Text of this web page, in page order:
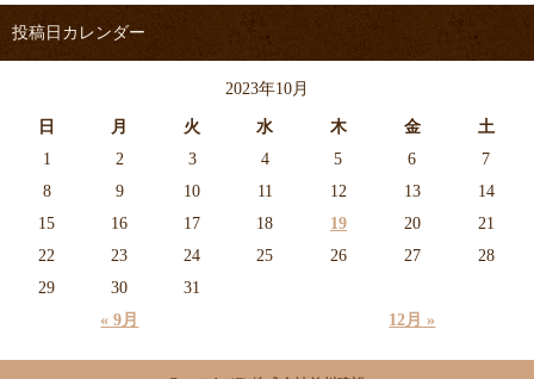
投稿日カレンダー
2023年10月
日 月 火 水 木 金 土
« 9月 12月 »
1 2 3 4 5 6
7
8
9 10 11 12 13
14
15
16 17 18 19 20
21
22
23 24 25 26 27
28
29
30 31